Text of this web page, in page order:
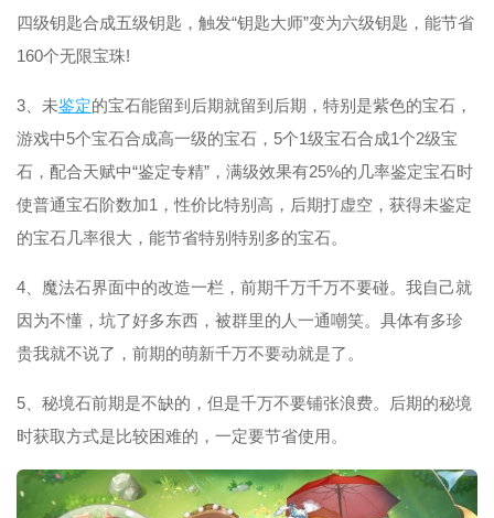
四级钥匙合成五级钥匙，触发“钥匙大师”变为六级钥匙，能节省
160个无限宝珠!
3、未鉴定的宝石能留到后期就留到后期，特别是紫色的宝石，
游戏中5个宝石合成高一级的宝石，5个1级宝石合成1个2级宝
石，配合天赋中“鉴定专精”，满级效果有25%的几率鉴定宝石时
使普通宝石阶数加1，性价比特别高，后期打虚空，获得未鉴定
的宝石几率很大，能节省特别特别多的宝石。
4、魔法石界面中的改造一栏，前期千万千万不要碰。我自己就
因为不懂，坑了好多东西，被群里的人一通嘲笑。具体有多珍
贵我就不说了，前期的萌新千万不要动就是了。
5、秘境石前期是不缺的，但是千万不要铺张浪费。后期的秘境
时获取方式是比较困难的，一定要节省使用。